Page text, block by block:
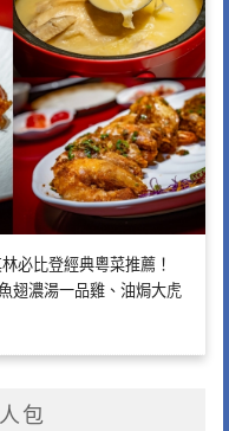
必比登經典粵菜推薦！
翅濃湯一品雞、油焗大虎
包